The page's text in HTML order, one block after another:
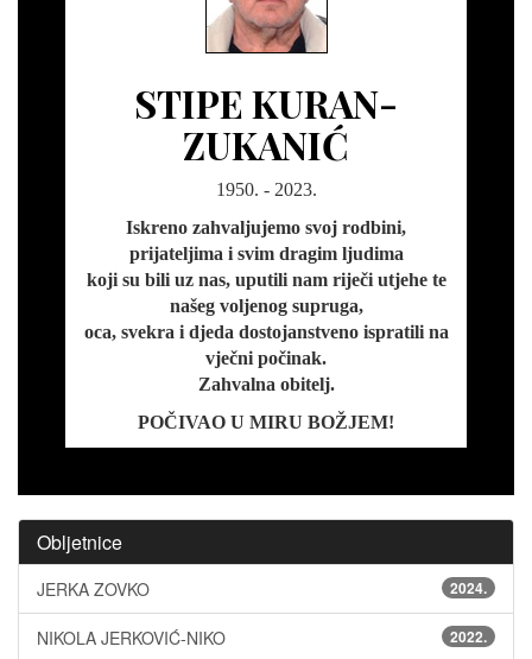
STIPE KURAN-
ZUKANIĆ
1950. - 2023.
Iskreno zahvaljujemo svoj rodbini,
prijateljima i svim dragim ljudima
koji su bili uz nas, uputili nam riječi utjehe te
našeg voljenog supruga,
oca, svekra i djeda dostojanstveno ispratili na
vječni počinak.
Zahvalna obitelj.
POČIVAO U MIRU BOŽJEM!
Obljetnice
JERKA ZOVKO 2024.
NIKOLA JERKOVIĆ-NIKO 2022.